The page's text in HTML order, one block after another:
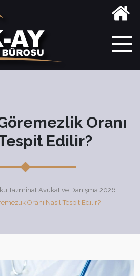
Oranı
Edilir?
Tazminat Avukat ve Danışma 2026
Oranı Nasıl Tespit Edilir?